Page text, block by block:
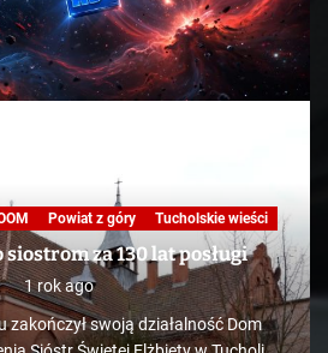
Powiat z góry Tucholskie wieści
za 130 lat posługi
1 rok ago
zakończył swoją działalność Dom